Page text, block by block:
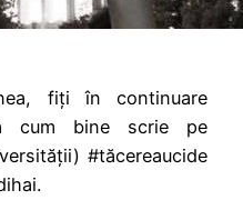
fiți în continuare
cum bine scrie pe
#tăcereaucide